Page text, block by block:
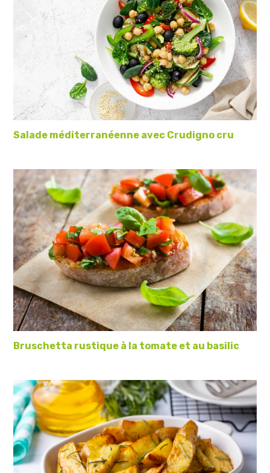
Salade méditerranéenne avec Crudigno cru
Bruschetta rustique à la tomate et au basilic